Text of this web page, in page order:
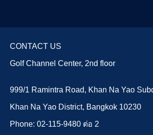
CONTACT US
Golf Channel Center, 2nd floor
999/1 Ramintra Road, Khan Na Yao
Khan Na Yao District, Bangkok 10230
Phone: 02-115-9480 ต่อ 2